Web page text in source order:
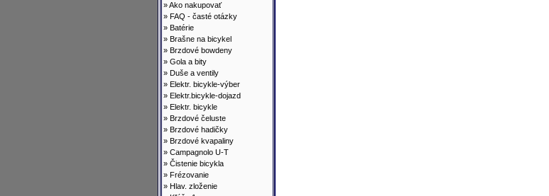
»Ako nakupovať
» FAQ - časté otázky
» Batérie
» Brašne na bicykel
» Brzdové bowdeny
» Gola a bity
» Duše a ventily
» Elektr. bicykle-výber
» Elektr.bicykle-dojazd
» Elektr. bicykle
» Brzdové čeluste
» Brzdové hadičky
» Brzdové kvapaliny
» Campagnolo U-T
» Čistenie bicykla
» Frézovanie
» Hlav. zloženie